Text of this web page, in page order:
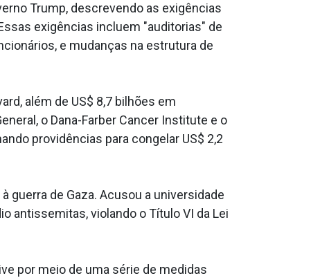
Trump, descrevendo as exigências
exigências incluem "auditorias" de
e mudanças na estrutura de
além de US$ 8,7 bilhões em
o Dana-Farber Cancer Institute e o
providências para congelar US$ 2,2
de Gaza. Acusou a universidade
antissemitas, violando o Título VI da Lei
por meio de uma série de medidas